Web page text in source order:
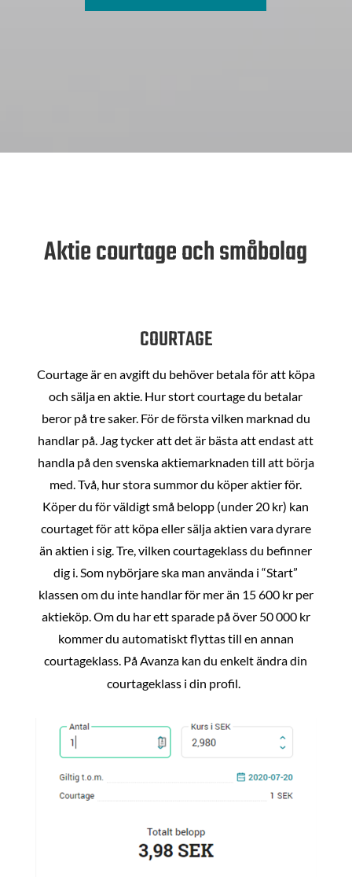
Aktie courtage och småbolag
COURTAGE
Courtage är en avgift du behöver betala för att köpa
och sälja en aktie. Hur stort courtage du betalar
beror på tre saker. För de första vilken marknad du
handlar på. Jag tycker att det är bästa att endast att
handla på den svenska aktiemarknaden till att börja
med. Två, hur stora summor du köper aktier för.
Köper du för väldigt små belopp (under 20 kr) kan
courtaget för att köpa eller sälja aktien vara dyrare
än aktien i sig. Tre, vilken courtageklass du befinner
dig i. Som nybörjare ska man använda i “Start”
klassen om du inte handlar för mer än 15 600 kr per
aktieköp. Om du har ett sparade på över 50 000 kr
kommer du automatiskt flyttas till en annan
courtageklass. På Avanza kan du enkelt ändra din
courtageklass i din profil.